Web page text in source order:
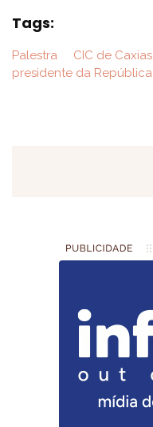
Tags:
Palestra CIC de Caxias
presidente da República